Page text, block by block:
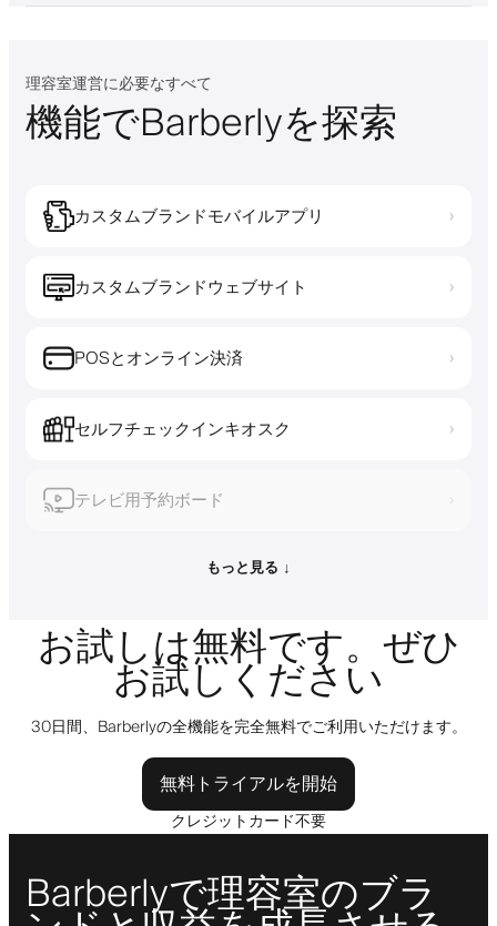
理容室運営に必要なすべて
機能でBarberlyを探索
カスタムブランドモバイルアプリ ›
カスタムブランドウェブサイト ›
POSとオンライン決済 ›
セルフチェックインキオスク ›
テレビ用予約ボード ›
もっと見る ↓
お試しは無料です。ぜひ
お試しください
30日間、Barberlyの全機能を完全無料でご利用いただけます。
無料トライアルを開始
クレジットカード不要
Barberlyで理容室のブラ